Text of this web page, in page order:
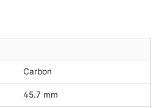
Carbon
45.7 mm